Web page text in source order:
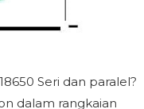
Seri dan paralel?
dalam rangkaian